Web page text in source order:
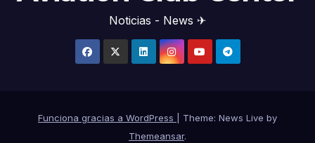
Noticias - News ✈
Funciona gracias a WordPress
Theme: News Live by
Themeansar.